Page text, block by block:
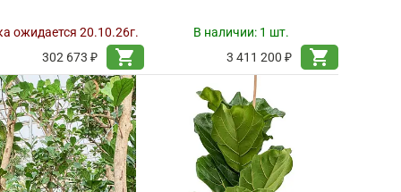
ожидается 20.10.26г.
302 673 ₽
shopping_cart
В наличии: 1 шт.
3 411 200 ₽
shopping_cart